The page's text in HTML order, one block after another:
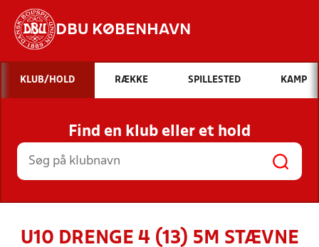
DBU KØBENHAVN
Hvad vil du søge efter?
INDHOLD OG NYHEDER
STILLINGER, RESULTATER, KLUBBER OG
HOLD
KLUB/HOLD RÆKKE SPILLESTED KAMP
Find en klub eller et hold
U10 DRENGE 4 (13) 5M STÆVNE